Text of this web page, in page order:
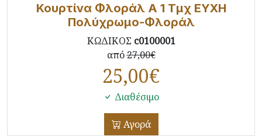
Κουρτίνα Φλοράλ Α 1 Τμχ ΕΥΧΗ
Πολύχρωμο-Φλοράλ
ΚΩΔΙΚΟΣ c0100001
από27,00€
25,00€
Διαθέσιμο
Αγορά